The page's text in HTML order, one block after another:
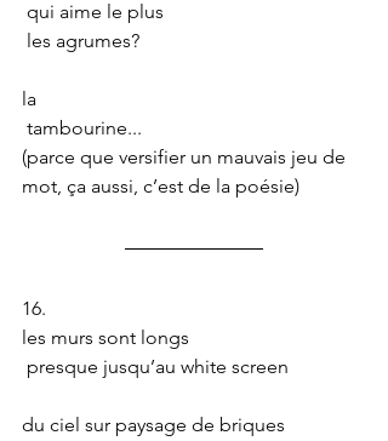
qui aime le plus
les agrumes?
la
tambourine...
(parce que versifier un mauvais jeu de
mot, ça aussi, c’est de la poésie)
16.
les murs sont longs
presque jusqu’au white screen
du ciel sur paysage de briques